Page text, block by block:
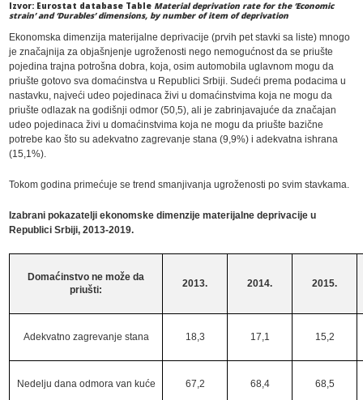
Izvor: Eurostat database Table Material deprivation rate for the ‘Economic
strain’ and ‘Durables’ dimensions, by number of item of deprivation
Ekonomska dimenzija materijalne deprivacije (prvih pet stavki sa liste) mnogo
je značajnija za objašnjenje ugroženosti nego nemogućnost da se priušte
pojedina trajna potrošna dobra, koja, osim automobila uglavnom mogu da
priušte gotovo sva domaćinstva u Republici Srbiji. Sudeći prema podacima u
nastavku, najveći udeo pojedinaca živi u domaćinstvima koja ne mogu da
priušte odlazak na godišnji odmor (50,5), ali je zabrinjavajuće da značajan
udeo pojedinaca živi u domaćinstvima koja ne mogu da priušte bazične
potrebe kao što su adekvatno zagrevanje stana (9,9%) i adekvatna ishrana
(15,1%).
Tokom godina primećuje se trend smanjivanja ugroženosti po svim stavkama.
Izabrani pokazatelji ekonomske dimenzije materijalne deprivacije u
Republici Srbiji, 2013-2019.
Domaćinstvo ne može da
priušti:
2013. 2014. 2015.
Adekvatno zagrevanje stana 18,3 17,1 15,2
Nedelju dana odmora van kuće 67,2 68,4 68,5